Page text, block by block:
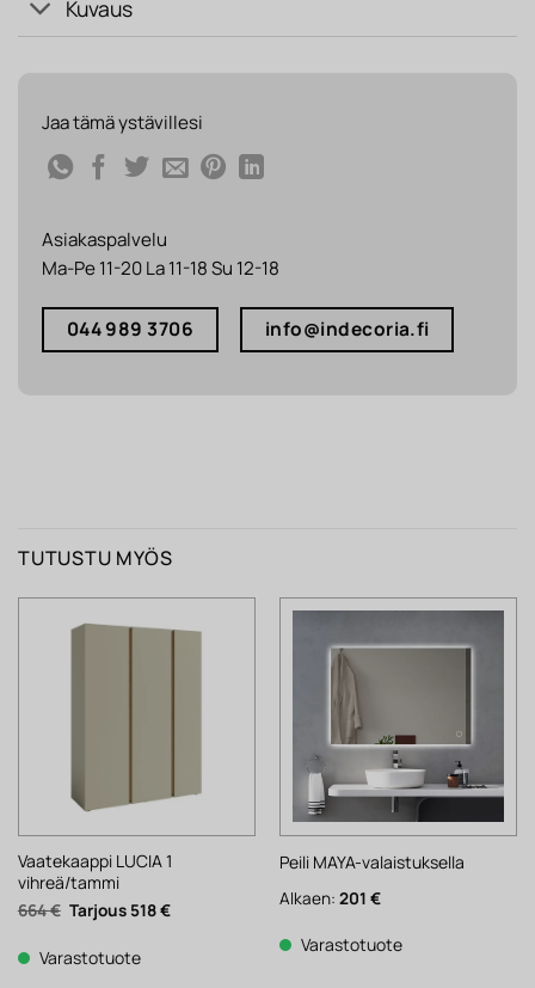
Kuvaus
Jaa tämä ystävillesi
Asiakaspalvelu
Ma-Pe 11-20 La 11-18 Su 12-18
044 989 3706 info@indecoria.fi
TUTUSTU MYÖS
Vaatekaappi LUCIA 1
vihreä/tammi
664€ Alkuperäinen
hinta
664 €.
518€Nykyinen
Varastotuote
Peili MAYA-valaistuksella
Alkaen: 201 €
Varastotuote